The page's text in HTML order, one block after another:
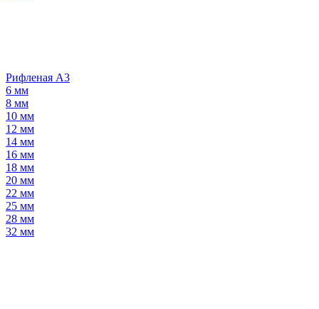
Рифленая А3
6 мм
8 мм
10 мм
12 мм
14 мм
16 мм
18 мм
20 мм
22 мм
25 мм
28 мм
32 мм